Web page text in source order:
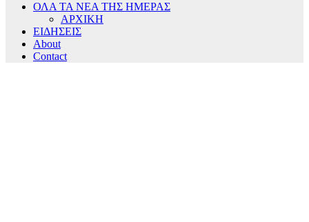
ΟΛΑ ΤΑ ΝΕΑ ΤΗΣ ΗΜΕΡΑΣ
ΑΡΧΙΚΗ
ΕΙΔΗΣΕΙΣ
About
Contact